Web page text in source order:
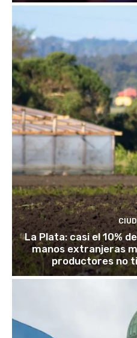
La Plata: casi el 10%
manos extranjeras
productores no